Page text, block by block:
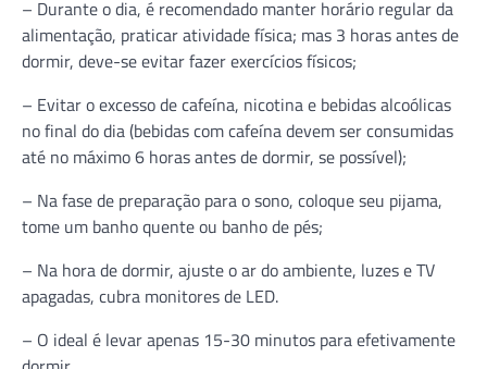
– Durante o dia, é recomendado manter horário regular da
alimentação, praticar atividade física; mas 3 horas antes de
dormir, deve-se evitar fazer exercícios físicos;
– Evitar o excesso de cafeína, nicotina e bebidas alcoólicas
no final do dia (bebidas com cafeína devem ser consumidas
até no máximo 6 horas antes de dormir, se possível);
– Na fase de preparação para o sono, coloque seu pijama,
tome um banho quente ou banho de pés;
– Na hora de dormir, ajuste o ar do ambiente, luzes e TV
apagadas, cubra monitores de LED.
– O ideal é levar apenas 15-30 minutos para efetivamente